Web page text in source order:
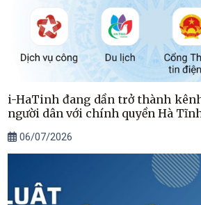
i-HaTinh đang dần trở thành
người dân với chính quyền Hà
06/07/2026